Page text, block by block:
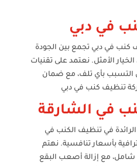
في دبي
في دبي تجمع بين الجودة
الأمثل. نعتمد على تقنيات
التسبب بأي تلف، مع ضمان
تنظيف كنب في دبي
في الشارقة
في تنظيف الكنب في
بأسعار تنافسية. نهتم
مع إزالة أصعب البقع